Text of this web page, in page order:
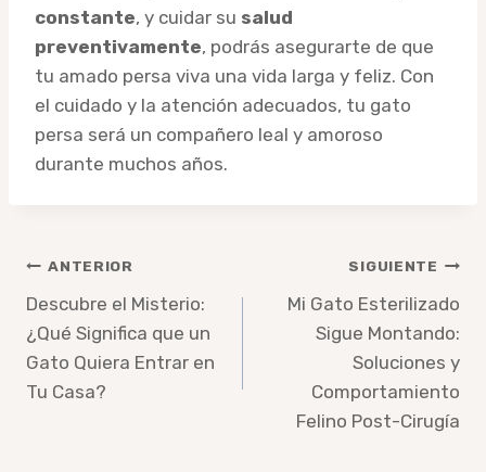
constante, y cuidar su salud
preventivamente, podrás asegurarte de que
tu amado persa viva una vida larga y feliz. Con
el cuidado y la atención adecuados, tu gato
persa será un compañero leal y amoroso
durante muchos años.
Navegación
de
entradas
ANTERIOR
Descubre el Misterio:
¿Qué Significa que un
Gato Quiera Entrar en
Tu Casa?
SIGUIENTE
Mi Gato Esterilizado
Sigue Montando:
Soluciones y
Comportamiento
Felino Post-Cirugía